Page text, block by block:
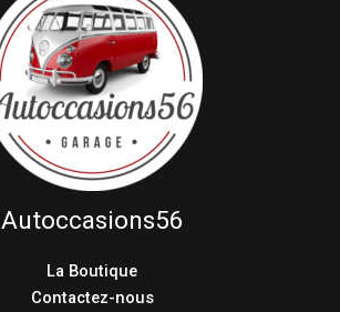
Autoccasions56
La Boutique
Contactez-nous